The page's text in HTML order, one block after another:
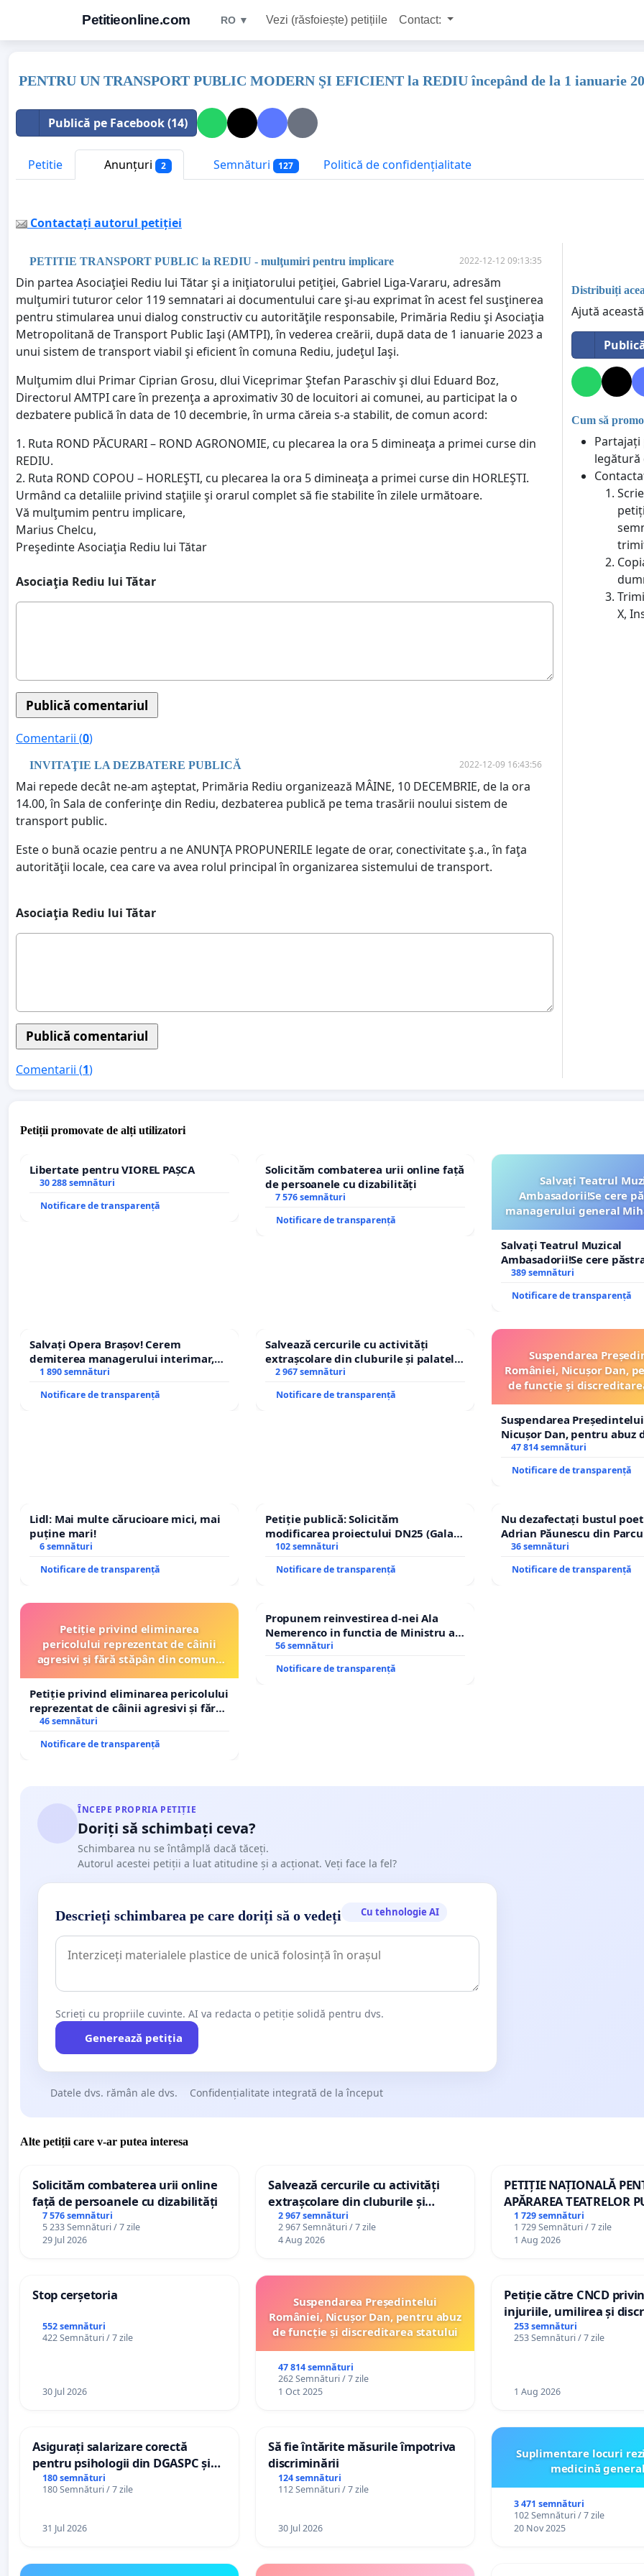
Petitieonline.com RO ▼ Vezi (răsfoiește) petițiile Contact:
PENTRU UN TRANSPORT PUBLIC MODERN ŞI EFICIENT la REDIU începând de la 1 ianuarie
Publică pe Facebook (14)
Petitie Anunțuri 2 Semnături 127 Politică de confidențialitate
Contactați autorul petiției
PETITIE TRANSPORT PUBLIC la REDIU - mulţumiri pentru implicare 2022-12-12 09:13:35
Din partea Asociaţiei Rediu lui Tătar şi a iniţiatorului petiţiei, Gabriel Liga-Vararu, adresăm
mulţumiri tuturor celor 119 semnatari ai documentului care şi-au exprimat în acest fel susţinerea
pentru stimularea unui dialog constructiv cu autorităţile responsabile, Primăria Rediu şi Asociaţia
Metropolitană de Transport Public Iaşi (AMTPI), în vederea creării, după data de 1 ianuarie 2023 a
unui sistem de transport viabil şi eficient în comuna Rediu, judeţul Iaşi.
Mulţumim dlui Primar Ciprian Grosu, dlui Viceprimar Ştefan Paraschiv şi dlui Eduard Boz,
Directorul AMTPI care în prezenţa a aproximativ 30 de locuitori ai comunei, au participat la o
dezbatere publică în data de 10 decembrie, în urma căreia s-a stabilit, de comun acord:
1. Ruta ROND PĂCURARI – ROND AGRONOMIE, cu plecarea la ora 5 dimineaţa a primei curse din
REDIU.
2. Ruta ROND COPOU – HORLEŞTI, cu plecarea la ora 5 dimineaţa a primei curse din HORLEŞTI.
Urmând ca detaliile privind staţiile şi orarul complet să fie stabilite în zilele următoare.
Vă mulţumim pentru implicare,
Marius Chelcu,
Preşedinte Asociaţia Rediu lui Tătar
Asociaţia Rediu lui Tătar
Comentarii (0)
INVITAŢIE LA DEZBATERE PUBLICĂ 2022-12-09 16:43:56
Mai repede decât ne-am aşteptat, Primăria Rediu organizează MÂINE, 10 DECEMBRIE, de la ora
14.00, în Sala de conferinţe din Rediu, dezbaterea publică pe tema trasării noului sistem de
transport public.
Este o bună ocazie pentru a ne ANUNŢA PROPUNERILE legate de orar, conectivitate ş.a., în faţa
autorităţii locale, cea care va avea rolul principal în organizarea sistemului de transport.
Asociaţia Rediu lui Tătar
Comentarii (1)
Distribuiți
Ajută
Cum să
Partajați
legătură
X,
Petiții promovate de alți utilizatori
Libertate pentru VIOREL PAȘCA
30 288 semnături
Notificare de transparență
Solicităm combaterea urii online față
de persoanele cu dizabilități
7 576 semnături
Notificare de transparență
Salvați Teatrul
Ambasadorii!Se cere
managerului general
Salvați Teatrul Muzical
Ambasadorii!Se cere
managerului general
ROGOJAN
389 semnături
Notificare de transparență
Salvați Opera Brașov! Cerem
demiterea managerului interimar,
Petrean Lucian-Marius!
1 890 semnături
Notificare de transparență
Salvează cercurile cu activități
extrașcolare din cluburile și palatele
copiilor
2 967 semnături
Notificare de transparență
Suspendarea
României, Nicușor Dan,
de funcție și
Suspendarea
Nicușor Dan, pentru abuz
și discreditarea statului
47 814 semnături
Notificare de transparență
Lidl: Mai multe cărucioare mici, mai
puține mari!
6 semnături
Notificare de transparență
Petiție publică: Solicităm
modificarea proiectului DN25 (Galați
– Hanu Conachi) prin devierea
traseului în afara localităților!
102 semnături
Notificare de transparență
Nu dezafectați bustul
Adrian Păunescu din
Icoanei! Stop cenzurii
36 semnături
Notificare de transparență
Petiție privind eliminarea
pericolului reprezentat de câinii
agresivi și fără stăpân din comuna
Petiție privind eliminarea pericolului
reprezentat de câinii agresivi și fără
stăpân din comuna Tunari
46 semnături
Notificare de transparență
Propunem reinvestirea d-nei Ala
Nemerenco in functia de Ministru al
Sanatatii
56 semnături
Notificare de transparență
ÎNCEPE PROPRIA PETIȚIE
Doriți să schimbați ceva?
Schimbarea nu se întâmplă dacă tăceți.
Autorul acestei petiții a luat atitudine și a acționat. Veți face la fel?
Descrieți schimbarea pe care doriți să o vedeți Cu tehnologie AI
Scrieți cu propriile cuvinte. AI va redacta o petiție solidă pentru dvs.
Generează petiția
Datele dvs. rămân ale dvs. Confidențialitate integrată de la început
Alte petiții care v-ar putea interesa
Solicităm combaterea urii online
față de persoanele cu dizabilități
7 576 semnături
5 233 Semnături / 7 zile
29 Jul 2026
Salvează cercurile cu activități
extrașcolare din cluburile și
palatele copiilor
2 967 semnături
2 967 Semnături / 7 zile
4 Aug 2026
PETIȚIE NAȚIONALĂ
APĂRAREA TEATRELOR
DE REPERTORIU DIN
1 729 semnături
1 729 Semnături / 7 zile
1 Aug 2026
Stop cerșetoria
552 semnături
422 Semnături / 7 zile
30 Jul 2026
Suspendarea Președintelui
României, Nicușor Dan, pentru abuz
de funcție și discreditarea statului
47 814 semnături
262 Semnături / 7 zile
1 Oct 2025
Petiție către CNCD
injuriile, umilirea și
persoanelor cu
către utilizatorul TikTok
253 semnături
253 Semnături / 7 zile
1 Aug 2026
Asigurați salarizare corectă
pentru psihologii din DGASPC și
spitale
180 semnături
180 Semnături / 7 zile
31 Jul 2026
Să fie întărite măsurile împotriva
discriminării
124 semnături
112 Semnături / 7 zile
30 Jul 2026
Suplimentare locuri
medicină
3 471 semnături
102 Semnături / 7 zile
20 Nov 2025